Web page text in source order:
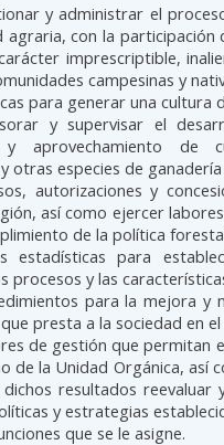
y administrar el
agraria, con la
imprescriptible,
campesinas y
para generar una cultura
y supervisar el
y aprovechamiento de
otras especies de
autorizaciones y
así como ejercer
de la política
estadísticas para
procesos y las
para la mejora y
presta a la sociedad en
de gestión que permitan
de la Unidad Orgánica, así
resultados reevaluar
y estrategias
que se le asigne.